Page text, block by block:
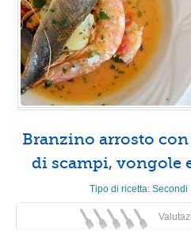
Branzino arrosto con
di scampi, vongole
Tipo di ricetta: Secondi